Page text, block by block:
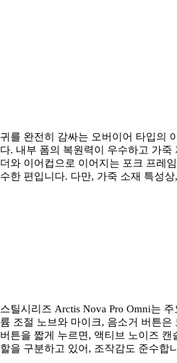
귀를 완전히 감싸는 오버이어 타입의
다. 내부 폼의 복원력이 우수하고 가
더와 이어컵으로 이어지는 포크 프레
수한 편입니다. 다만, 가죽 소재 특성
스틸시리즈 Arctis Nova Pro Omni는
륨 조절 노브와 마이크, 음소거 버튼
버튼을 짧게 누르면, 액티브 노이즈
할을 구분하고 있어, 조작감도 준수합